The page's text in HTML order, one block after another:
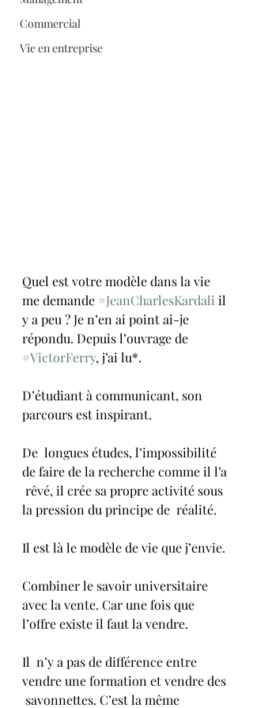
Commercial
Vie en entreprise
Quel est votre modèle dans la vie
me demande #JeanCharlesKardali il
y a peu ? Je n’en ai point ai-je
répondu. Depuis l’ouvrage de
#VictorFerry, j’ai lu*.
D’étudiant à communicant, son
parcours est inspirant.
De  longues études, l’impossibilité
de faire de la recherche comme il l’a
rêvé, il crée sa propre activité sous
la pression du principe de  réalité.
Il est là le modèle de vie que j’envie.
Combiner le savoir universitaire
avec la vente. Car une fois que
l’offre existe il faut la vendre.
Il  n’y a pas de différence entre
vendre une formation et vendre des
savonnettes. C’est la même